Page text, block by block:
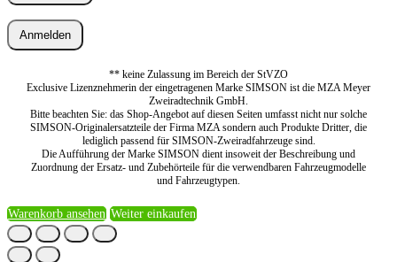
Anmelden
** keine Zulassung im Bereich der StVZO
Exclusive Lizenznehmerin der eingetragenen Marke SIMSON ist die MZA Meyer
Zweiradtechnik GmbH.
Bitte beachten Sie: das Shop-Angebot auf diesen Seiten umfasst nicht nur solche
SIMSON-Originalersatzteile der Firma MZA sondern auch Produkte Dritter, die
lediglich passend für SIMSON-Zweiradfahrzeuge sind.
Die Aufführung der Marke SIMSON dient insoweit der Beschreibung und
Zuordnung der Ersatz- und Zubehörteile für die verwendbaren Fahrzeugmodelle
und Fahrzeugtypen.
Warenkorb ansehen Weiter einkaufen